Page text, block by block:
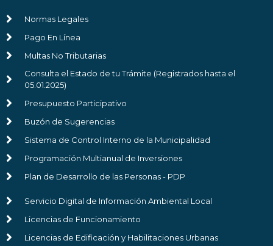
Normas Legales
Pago En Línea
Multas No Tributarias
Consulta el Estado de tu Trámite (Registrados hasta el
05.01.2025)
Presupuesto Participativo
Buzón de Sugerencias
Sistema de Control Interno de la Municipalidad
Programación Multianual de Inversiones
Plan de Desarrollo de las Personas - PDP
Servicio Digital de Información Ambiental Local
Licencias de Funcionamiento
Licencias de Edificación y Habilitaciones Urbanas